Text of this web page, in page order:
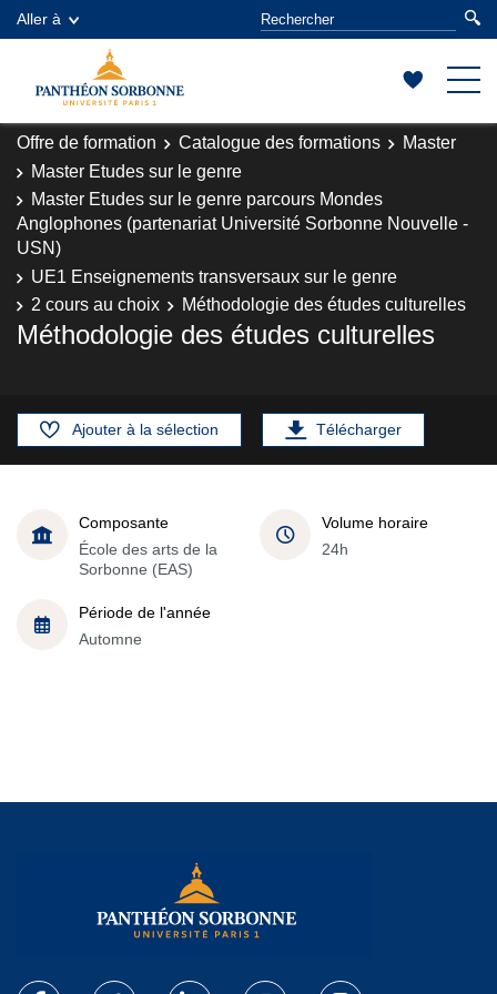
Aller à
Offre de formation Catalogue des formations
Master
Master Etudes sur le genre
Master Etudes sur le genre parcours Mondes
Anglophones (partenariat Université Sorbonne Nouvelle -
USN)
UE1 Enseignements transversaux sur le genre
2 cours au choix
Méthodologie des études culturelles
Méthodologie des études culturelles
Ajouter à la sélection Télécharger
Composante
École des arts de la
Sorbonne (EAS)
Volume horaire
24h
Période de l'année
Automne